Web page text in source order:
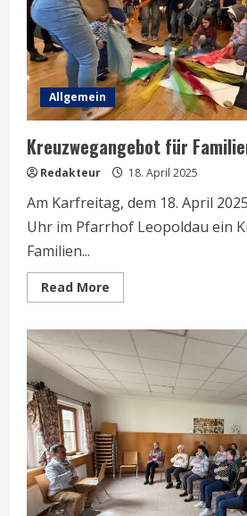
Allgemein
Kreuzwegangebot für
Redakteur 18. April 2025
Am Karfreitag, dem 18. April
Uhr im Pfarrhof Leopoldau ein
Familien...
Read More
more
Familien
am
Karfreitag